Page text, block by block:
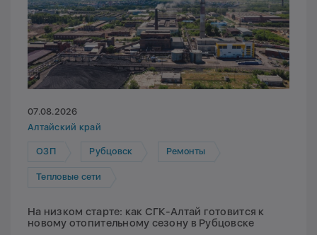
07.08.2026
Алтайский край
ОЗП Рубцовск Ремонты
Тепловые сети
На низком старте: как СГК-Алтай готовится к
новому отопительному сезону в Рубцовске